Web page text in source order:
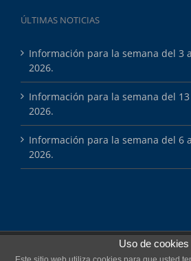
ÚLTIMAS NOTICIAS
Información para la semana del 3
2026.
Información para la semana del
2026.
Información para la semana del 6
2026.
Copyright 2025 Esports
Uso de cookies